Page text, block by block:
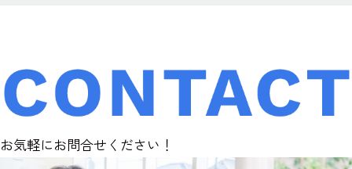
お気軽にお問合せください！